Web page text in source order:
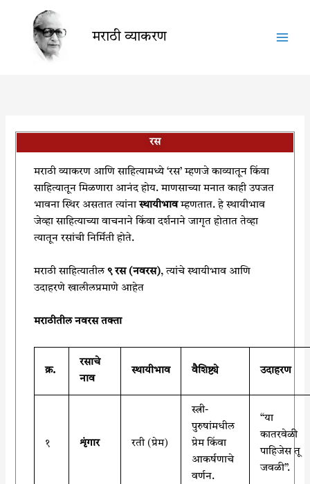
content
मराठी व्याकरण
रस
मराठी व्याकरण आणि साहित्यामध्ये ‘रस’ म्हणजे काव्यातून किंवा
साहित्यातून मिळणारा आनंद होय. माणसाच्या मनात काही उपजत
भावना स्थिर असतात त्यांनास्थायीभावम्हणतात. हे स्थायीभाव
जेव्हा साहित्याच्या वाचनाने किंवा दर्शनाने जागृत होतात तेव्हा
त्यातून रसांची निर्मिती होते.
मराठी साहित्यातील९ रस (नवरस), त्यांचे स्थायीभाव आणि
उदाहरणे खालीलप्रमाणे आहेत
मराठीतील नवरस तक्ता
क्र.
रसाचे
नाव
स्थायीभाव वैशिष्ट्ये उदाहरण
१ शृंगार रती (प्रेम)
स्त्री-
पुरुषांमधील
प्रेम किंवा
आकर्षणाचे
वर्णन.
“या
कातरवेळी
पाहिजेस तू
जवळी”.